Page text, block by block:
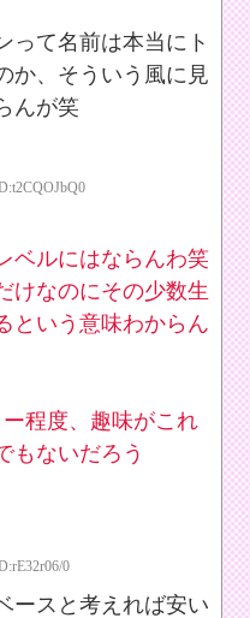
って名前は本当にト
か、そういう風に見
んが笑
ベルにはならんわ笑
けなのにその少数生
という意味わからん
程度、趣味がこれ
もないだろう
0
ースと考えれば安い